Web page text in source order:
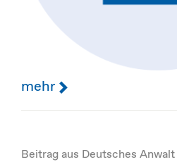
mehr
Beitrag aus Deutsches